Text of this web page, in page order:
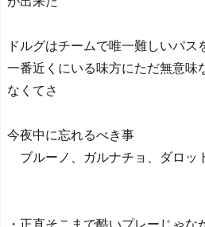
ドルグはチームで唯一難しいパス
一番近くにいる味方にただ無意味
なくてさ
今夜中に忘れるべき事
ブルーノ、ガルナチョ、ダロッ
・正直そこまで酷いプレーじゃな